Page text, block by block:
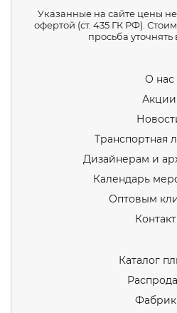
Указанные на сайте цены
офертой (ст. 435 ГК РФ).
просьба уточнять
О нас
Акции
Транспортная
Дизайнерам и
Календарь
Оптовым
Каталог